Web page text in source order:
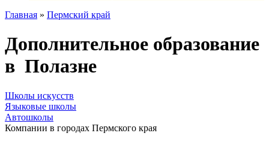
Главная » Пермский край
Дополнительное образование
в Полазне
Школы искусств
Языковые школы
Автошколы
Компании в городах Пермского края